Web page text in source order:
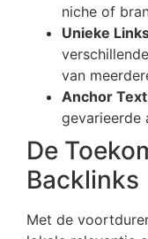
niche of
Unieke
van
Anchor
gevarieerde
De
Backlinks
Met de